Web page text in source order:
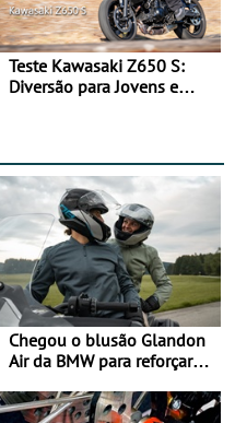
Teste Kawasaki Z650 S:
Diversão para Jovens e
Chegou o blusão Glandon
Air da BMW para reforçar
verão